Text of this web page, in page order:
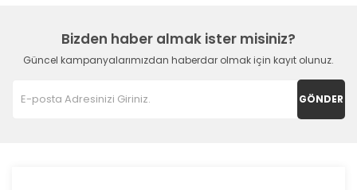
Bizden haber almak ister misiniz?
Güncel kampanyalarımızdan haberdar olmak için kayıt olunuz.
GÖNDER